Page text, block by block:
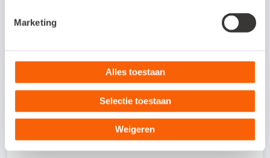
Marketing
Alles toestaan
Selectie toestaan
Weigeren
realiteit. Daarom investeren we
geavanceerde firewalls, streng toezicht van
De Nederlandsche Bank en onze ISO
27001-certificering zorgen we voor een
werkomgeving die voldoet aan de hoogste